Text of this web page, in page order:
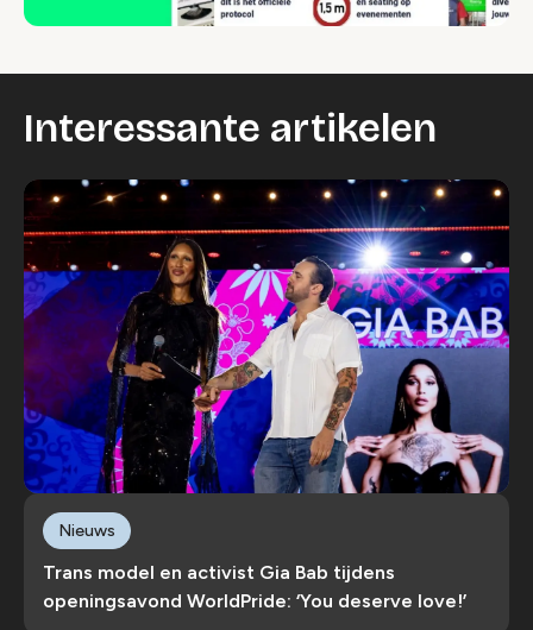
Interessante artikelen
Trans model en activist Gia Bab tijdens
openingsavond WorldPride: ‘You deserve love!’
Nieuws